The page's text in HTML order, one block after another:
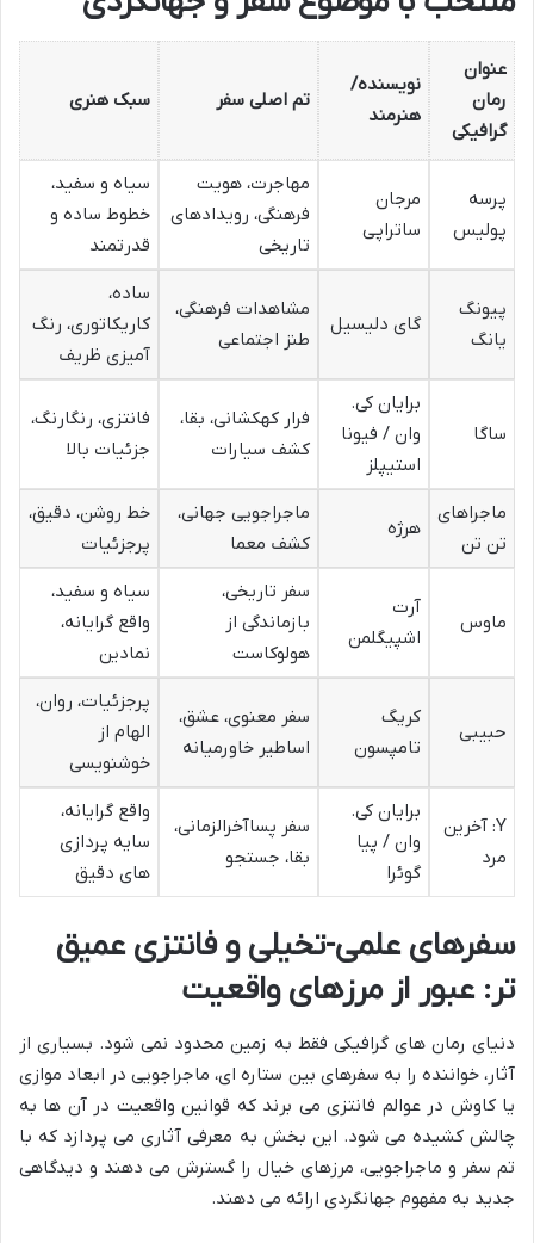
عنوان
رمان
گرافیکی
نویسنده/
هنرمند
تم اصلی سفر سبک هنری
پرسه
پولیس
مرجان
ساتراپی
مهاجرت، هویت
فرهنگی، رویدادهای
تاریخی
سیاه و سفید،
خطوط ساده و
قدرتمند
پیونگ
یانگ
گای دلیسیل
مشاهدات فرهنگی،
طنز اجتماعی
ساده،
کاریکاتوری، رنگ
آمیزی ظریف
ساگا
برایان کی.
وان / فیونا
استیپلز
فرار کهکشانی، بقا،
کشف سیارات
فانتزی، رنگارنگ،
جزئیات بالا
ماجراهای
تن تن
هرژه
ماجراجویی جهانی،
کشف معما
خط روشن، دقیق،
پرجزئیات
ماوس
آرت
اشپیگلمن
سفر تاریخی،
بازماندگی از
هولوکاست
سیاه و سفید،
واقع گرایانه،
نمادین
حبیبی
کریگ
تامپسون
سفر معنوی، عشق،
اساطیر خاورمیانه
پرجزئیات، روان،
الهام از
خوشنویسی
Y: آخرین
مرد
برایان کی.
وان / پیا
گوئرا
سفر پساآخرالزمانی،
بقا، جستجو
واقع گرایانه،
سایه پردازی
های دقیق
سفرهای علمی-تخیلی و فانتزی عمیق
تر: عبور از مرزهای واقعیت
دنیای رمان های گرافیکی فقط به زمین محدود نمی شود. بسیاری از
آثار، خواننده را به سفرهای بین ستاره ای، ماجراجویی در ابعاد موازی
یا کاوش در عوالم فانتزی می برند که قوانین واقعیت در آن ها به
چالش کشیده می شود. این بخش به معرفی آثاری می پردازد که با
تم سفر و ماجراجویی، مرزهای خیال را گسترش می دهند و دیدگاهی
جدید به مفهوم جهانگردی ارائه می دهند.